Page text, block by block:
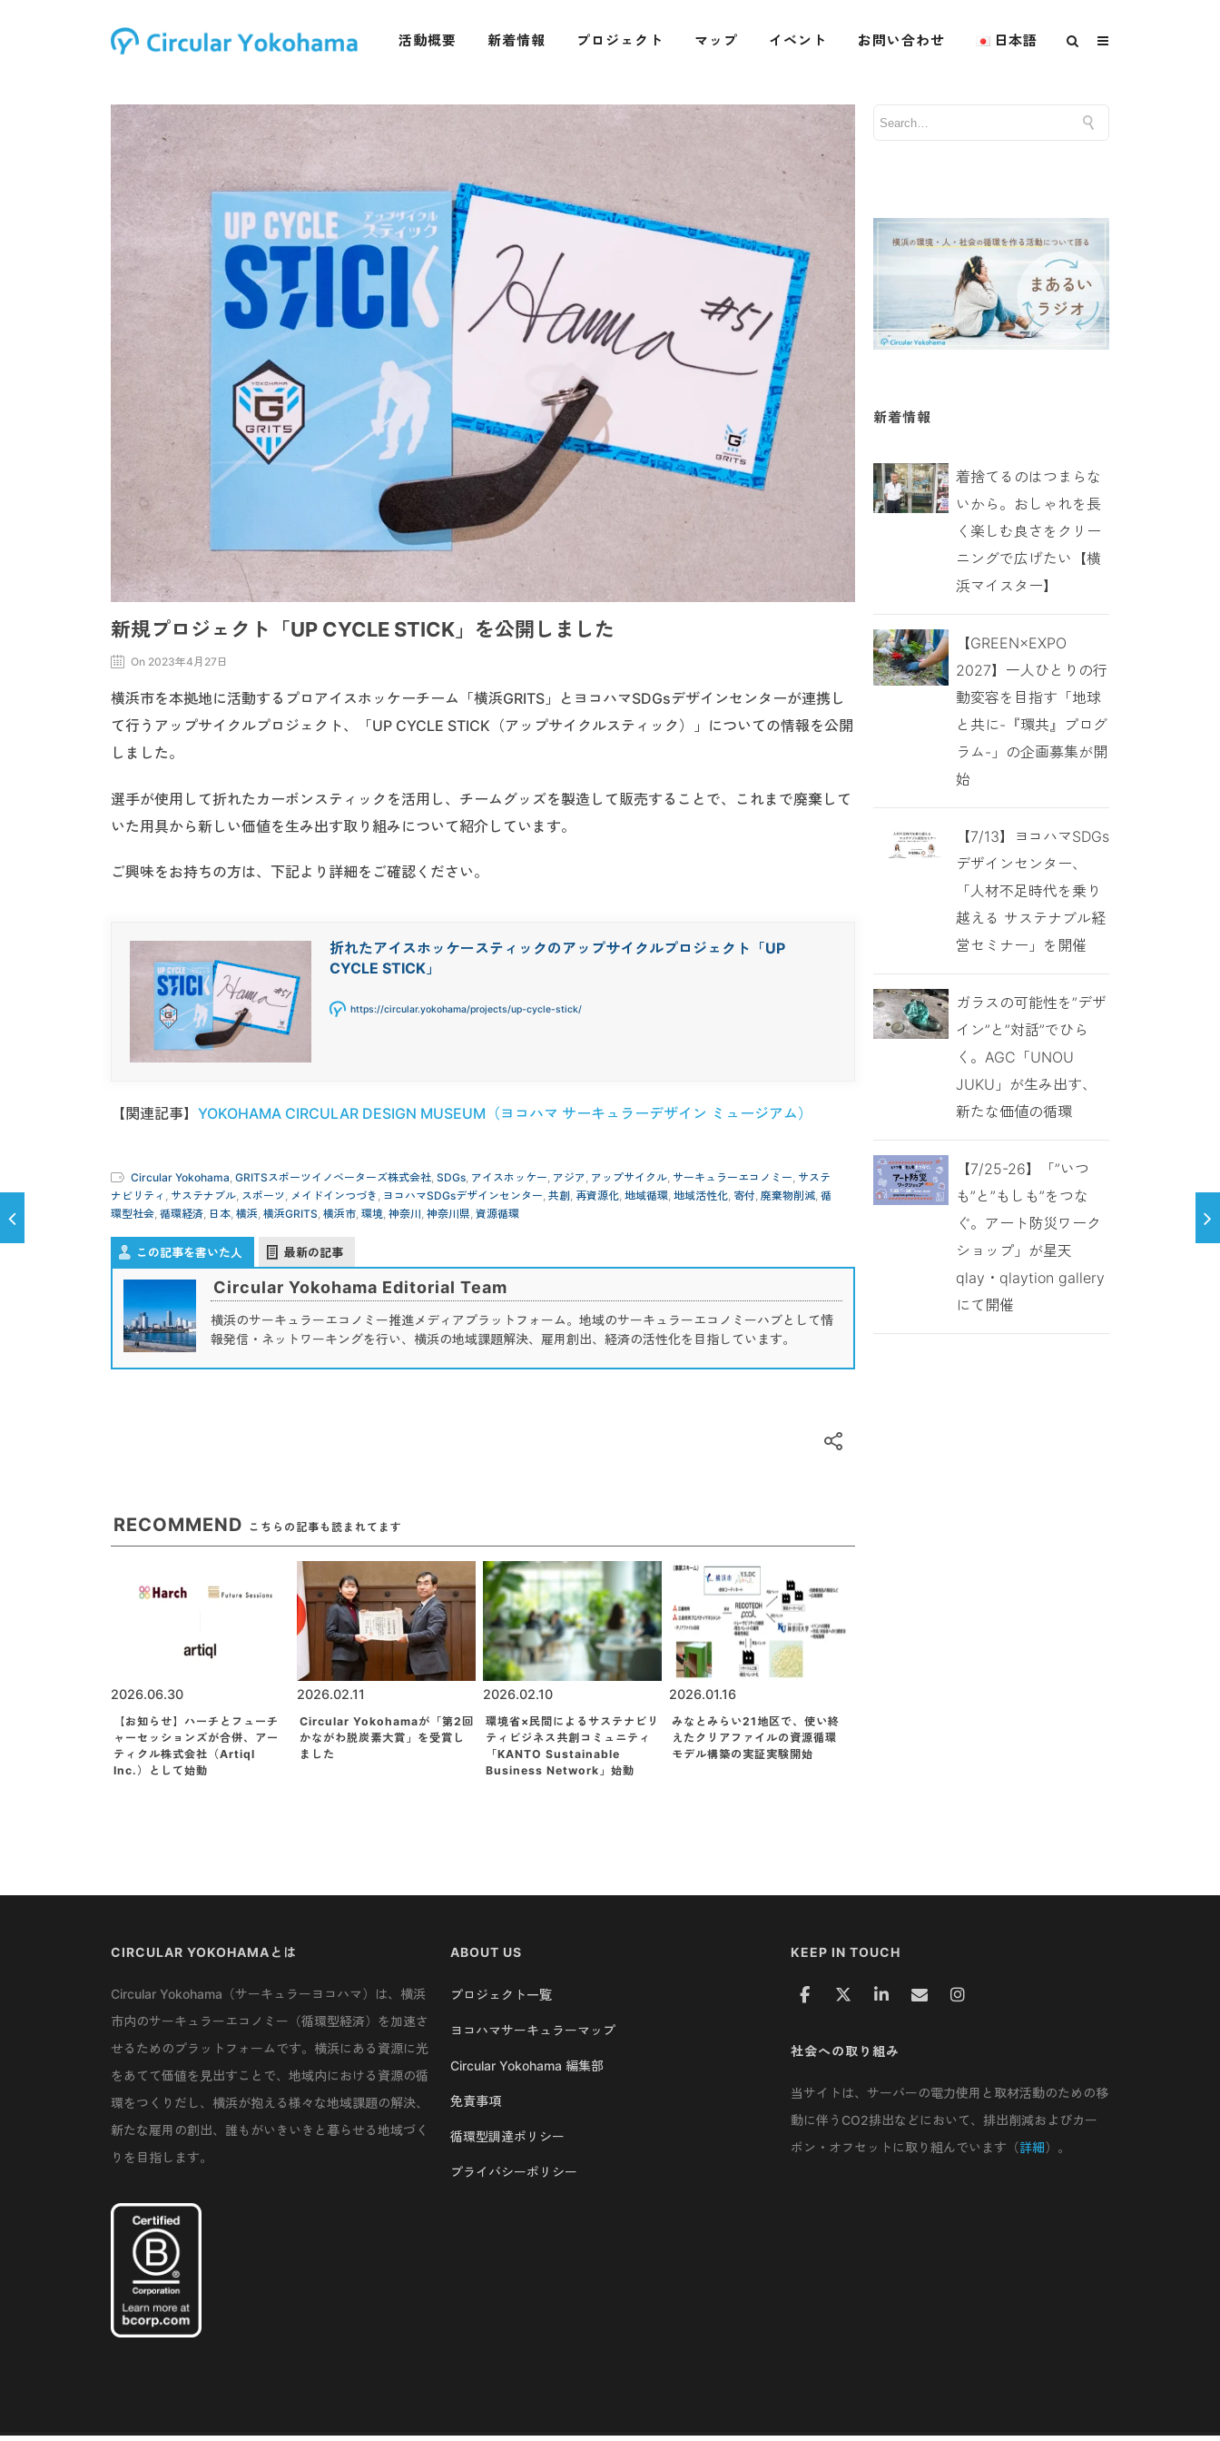
活動概要 新着情報 プロジェクト マップ イベント お問い合わせ 日本語
新規プロジェクト「UP CYCLE STICK」を公開しました
On 2023年4月27日
横浜市を本拠地に活動するプロアイスホッケーチーム「横浜GRITS」とヨコハマSDGsデザインセンターが連携し
て行うアップサイクルプロジェクト、「UP CYCLE STICK（アップサイクルスティック）」についての情報を公開
しました。
選手が使用して折れたカーボンスティックを活用し、チームグッズを製造して販売することで、これまで廃棄して
いた用具から新しい価値を生み出す取り組みについて紹介しています。
ご興味をお持ちの方は、下記より詳細をご確認ください。
折れたアイスホッケースティックのアップサイクルプロジェクト「UP
CYCLE STICK」
https://circular.yokohama/projects/up-cycle-stick/
【関連記事】 YOKOHAMA CIRCULAR DESIGN MUSEUM（ヨコハマ サーキュラーデザイン ミュージアム）
Circular Yokohama GRITSスポーツイノベーターズ株式会社 SDGs アイスホッケー アジア アップサイクル サーキュラーエコノミー サステ
ナビリティ
サステナブル スポーツ メイドインつづき ヨコハマSDGsデザインセンター 共創 再資源化 地域循環 地域活性化 寄付 廃棄物削減 循
環型社会 循環経済 日本 横浜 横浜GRITS 横浜市 環境 神奈川 神奈川県 資源循環
この記事を書いた人 最新の記事
Circular Yokohama Editorial Team
横浜のサーキュラーエコノミー推進メディアプラットフォーム。地域のサーキュラーエコノミーハブとして情
報発信・ネットワーキングを行い、横浜の地域課題解決、雇用創出、経済の活性化を目指しています。
RECOMMEND こちらの記事も読まれてます
2026.06.30
【お知らせ】ハーチとフューチ
ャーセッションズが合併、アー
ティクル株式会社（Artiql
Inc.）として始動
2026.02.11
Circular Yokohamaが「第2回
かながわ脱炭素大賞」を受賞し
ました
2026.02.10
環境省×民間によるサステナビリ
ティビジネス共創コミュニティ
「KANTO Sustainable
Business Network」始動
2026.01.16
みなとみらい21地区で、使い終
えたクリアファイルの資源循環
モデル構築の実証実験開始
新着情報
着捨てるのはつまらな
いから。おしゃれを長
く楽しむ良さをクリー
ニングで広げたい【横
浜マイスター】
【GREEN×EXPO
2027】一人ひとりの行
動変容を目指す「地球
と共に-『環共』プログ
ラム-」の企画募集が開
始
【7/13】ヨコハマSDGs
デザインセンター、
「人材不足時代を乗り
越える サステナブル経
営セミナー」を開催
ガラスの可能性を”デザ
イン”と”対話”でひら
く。AGC「UNOU
JUKU」が生み出す、
新たな価値の循環
【7/25-26】「”いつ
も”と”もしも”をつな
ぐ。アート防災ワーク
ショップ」が星天
qlay・qlaytion gallery
にて開催
CIRCULAR YOKOHAMAとは
Circular Yokohama（サーキュラーヨコハマ）は、横浜
市内のサーキュラーエコノミー（循環型経済）を加速さ
せるためのプラットフォームです。横浜にある資源に光
をあてて価値を見出すことで、地域内における資源の循
環をつくりだし、横浜が抱える様々な地域課題の解決、
新たな雇用の創出、誰もがいきいきと暮らせる地域づく
りを目指します。
ABOUT US
プロジェクト一覧
ヨコハマサーキュラーマップ
Circular Yokohama 編集部
免責事項
循環型調達ポリシー
プライバシーポリシー
KEEP IN TOUCH
社会への取り組み
当サイトは、サーバーの電力使用と取材活動のための移
動に伴うCO2排出などにおいて、排出削減およびカー
ボン・オフセットに取り組んでいます（詳細）。